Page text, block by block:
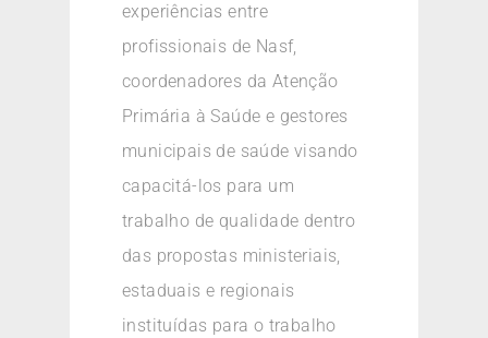
experiências entre
profissionais de Nasf,
coordenadores da Atenção
Primária à Saúde e gestores
municipais de saúde visando
capacitá-los para um
trabalho de qualidade dentro
das propostas ministeriais,
estaduais e regionais
instituídas para o trabalho